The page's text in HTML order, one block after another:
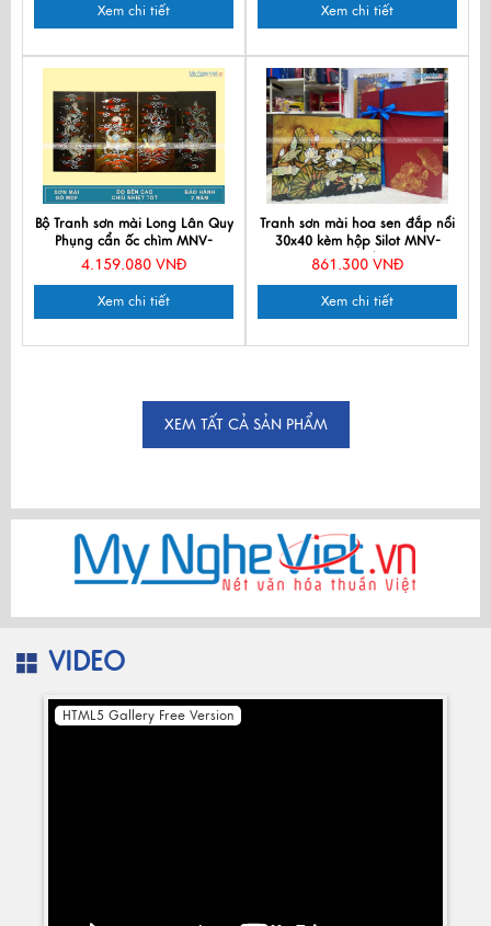
Xem chi tiết Xem chi tiết
Bộ Tranh sơn mài Long Lân Quy
Phụng cẩn ốc chìm MNV-
TSM367-11
4.159.080 VNĐ
Xem chi tiết
Tranh sơn mài hoa sen đắp nổi
30x40 kèm hộp Silot MNV-
TBL24/3
861.300 VNĐ
Xem chi tiết
XEM TẤT CẢ SẢN PHẨM
VIDEO
HTML5 Gallery Free Version